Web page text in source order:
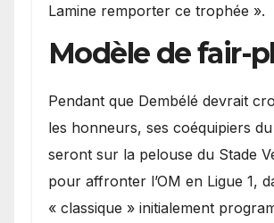
Lamine remporter ce trophée ».
Modèle de fair-
Pendant que Dembélé devrait
les honneurs, ses coéquipiers
seront sur la pelouse du Stade
pour affronter l’OM en Ligue 1,
« classique » initialement